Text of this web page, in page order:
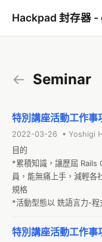
Hackpad 封存器 -
← Seminar
特別講座活動工作事
2022-03-26 • Yoshigi
目的
*累積知識，讓歷屆 Rails
員，能無痛上手，減輕各
規格
*活動型態以 姺語言力-程
Conference Taiwan
特別講座活動工作事